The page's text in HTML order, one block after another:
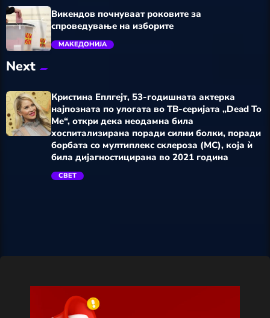
Викендов почнуваат роковите за
спроведување на изборите
МАКЕДОНИЈА
Next
Кристина Еплгејт, 53-годишната актерка
најпозната по улогата во ТВ-серијата „Dead To
Me“, откри дека неодамна била
хоспитализирана поради силни болки, поради
борбата со мултиплекс склероза (МС), која ѝ
била дијагностицирана во 2021 година
СВЕТ